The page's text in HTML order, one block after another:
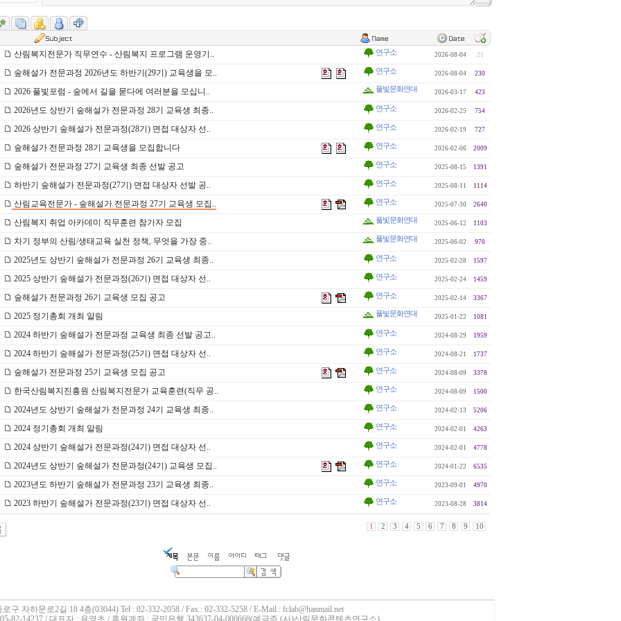
산림복지전문가 직무연수 - 산림복지 프로그램 운영기.. 연구소 2026-08-04 21
숲해설가 전문과정 2026년도 하반기(29기) 교육생을 모.. 연구소 2026-08-04 230
2026 풀빛포럼 - 숲에서 길을 묻다에 여러분을 모십니.. 풀빛문화연대 2026-03-17 423
2026년도 상반기 숲해설가 전문과정 28기 교육생 최종.. 연구소 2026-02-25 754
2026 상반기 숲해설가 전문과정(28기) 면접 대상자 선.. 연구소 2026-02-19 727
숲해설가 전문과정 28기 교육생을 모집합니다 연구소 2026-02-06 2009
숲해설가 전문과정 27기 교육생 최종 선발 공고 연구소 2025-08-15 1391
하반기 숲해설가 전문과정(27기) 면접 대상자 선발 공.. 연구소 2025-08-11 1114
산림교육전문가 - 숲해설가 전문과정 27기 교육생 모집.. 연구소 2025-07-30 2640
산림복지 취업 아카데미 직무훈련 참가자 모집 풀빛문화연대 2025-06-12 1103
차기 정부의 산림/생태교육 실천 정책, 무엇을 가장 중.. 풀빛문화연대 2025-06-02 970
2025년도 상반기 숲해설가 전문과정 26기 교육생 최종.. 연구소 2025-02-28 1597
2025 상반기 숲해설가 전문과정(26기) 면접 대상자 선.. 연구소 2025-02-24 1459
숲해설가 전문과정 26기 교육생 모집 공고 연구소 2025-02-14 3367
2025 정기총회 개최 알림 풀빛문화연대 2025-01-22 1081
2024 하반기 숲해설가 전문과정 교육생 최종 선발 공고.. 연구소 2024-08-29 1959
2024 하반기 숲해설가 전문과정(25기) 면접 대상자 선.. 연구소 2024-08-21 1737
숲해설가 전문과정 25기 교육생 모집 공고 연구소 2024-08-09 3378
한국산림복지진흥원 산림복지전문가 교육훈련(직무 공.. 연구소 2024-08-09 1500
2024년도 상반기 숲해설가 전문과정 24기 교육생 최종.. 연구소 2024-02-13 5206
2024 정기총회 개최 알림 연구소 2024-02-01 4263
2024 상반기 숲해설가 전문과정(24기) 면접 대상자 선.. 연구소 2024-02-01 4778
2024년도 상반기 숲해설가 전문과정(24기) 교육생 모집.. 연구소 2024-01-22 6535
2023년도 하반기 숲해설가 전문과정 23기 교육생 최종.. 연구소 2023-09-01 4970
2023 하반기 숲해설가 전문과정(23기) 면접 대상자 선.. 연구소 2023-08-28 3814
1 2 3 4 5 6 7 8 9 10
구 자하문로2길 18 4층(03044)Tel : 02-332-2058 / Fax : 02-332-5258 / E-Mail : fclab@hanmail.net
82-14237 / 대표자 : 유영초 / 후원계좌 : 국민은행 343637-04-000668(예금주 (사)산림문화콘텐츠연구소)